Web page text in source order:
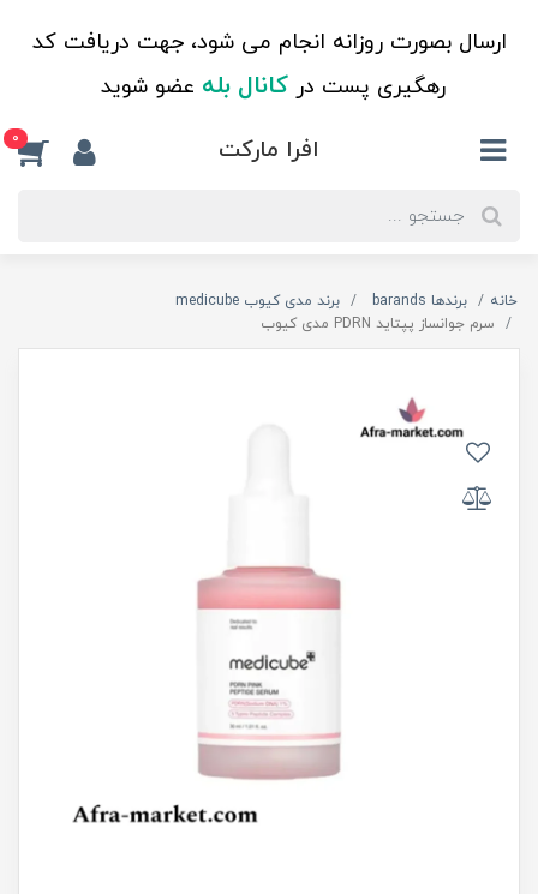
ارسال بصورت روزانه انجام می شود، جهت دریافت کد
رهگیری پست درکانال بله عضو شوید
افرا مارکت 0
خانه برندها barands
برند مدی کیوب medicube
سرم جوانساز پپتاید PDRN مدی کیوب